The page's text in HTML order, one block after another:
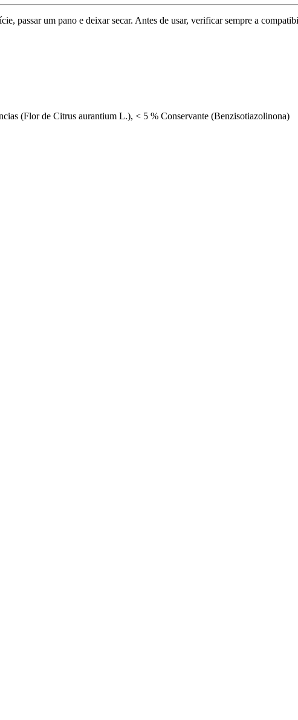
passar um pano e deixar secar. Antes de usar, verificar sempre a
(Flor de Citrus aurantium L.), < 5 % Conservante (Benzisotiazolinona)